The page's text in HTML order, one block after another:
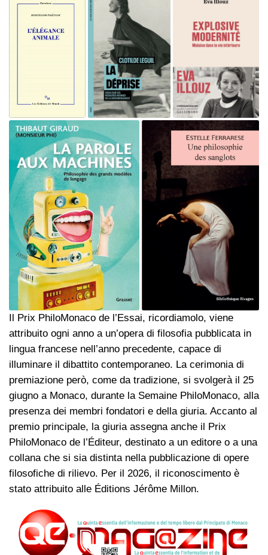
Il Prix PhiloMonaco de l’Essai, ricordiamolo, viene
attribuito ogni anno a un’opera di filosofia pubblicata in
lingua francese nell’anno precedente, capace di
illuminare il dibattito contemporaneo. La cerimonia di
premiazione però, come da tradizione, si svolgerà il 25
giugno a Monaco, durante la Semaine PhiloMonaco, alla
presenza dei membri fondatori e della giuria. Accanto al
premio principale, la giuria assegna anche il Prix
PhiloMonaco de l’Éditeur, destinato a un editore o a una
collana che si sia distinta nella pubblicazione di opere
filosofiche di rilievo. Per il 2026, il riconoscimento è
stato attribuito alle Éditions Jérôme Millon.